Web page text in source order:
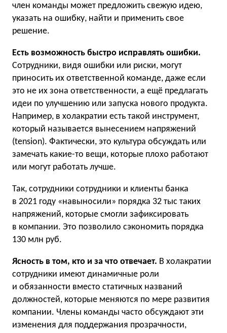
член команды может предложить свежую идею,
указать на ошибку, найти и применить свое
решение.
Есть возможность быстро исправлять ошибки.
Сотрудники, видя ошибки или риски, могут
приносить их ответственной команде, даже если
это не их зона ответственности, а ещё предлагать
идеи по улучшению или запуска нового продукта.
Например, в холакратии есть такой инструмент,
который называется вынесением напряжений
(tension). Фактически, это культура обсуждать или
замечать какие-то вещи, которые плохо работают
или могут работать лучше.
Так, сотрудники сотрудники и клиенты банка
в 2021 году «навыносили» порядка 32 тыс таких
напряжений, которые смогли зафиксировать
в компании. Это позволило сэкономить порядка
130 млн руб.
Ясность в том, кто и за что отвечает. В холакратии
сотрудники имеют динамичные роли
и обязанности вместо статичных названий
должностей, которые меняются по мере развития
компании. Члены команды часто обсуждают эти
изменения для поддержания прозрачности,